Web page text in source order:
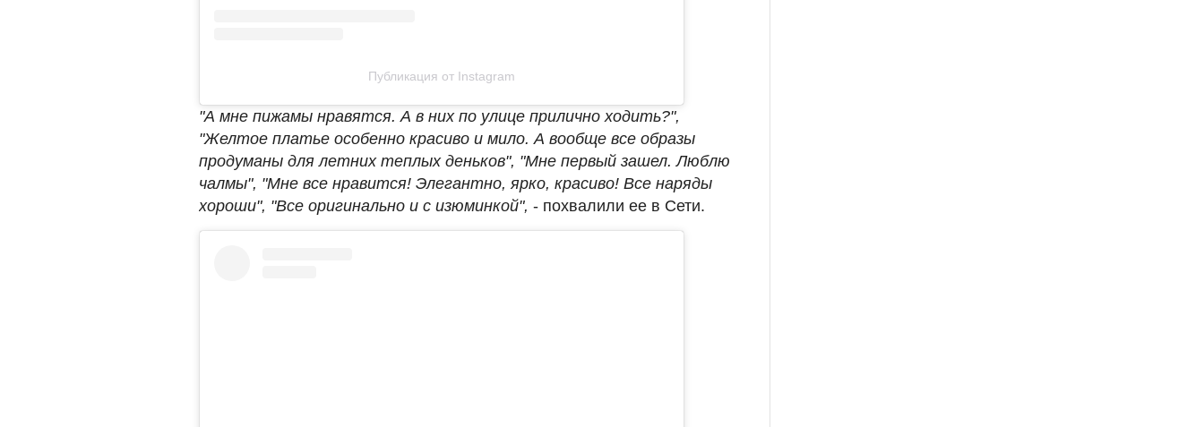
Публикация от Instagram
"А мне пижамы нравятся. А в них по улице прилично ходить?",
"Желтое платье особенно красиво и мило. А вообще все образы
продуманы для летних теплых деньков", "Мне первый зашел. Люблю
чалмы", "Мне все нравится! Элегантно, ярко, красиво! Все наряды
хороши", "Все оригинально и с изюминкой", - похвалили ее в Сети.